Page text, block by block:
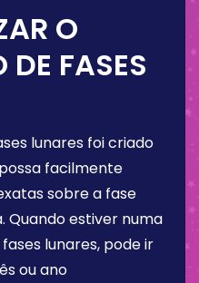
O
FASES
lunares foi criado
facilmente
sobre a fase
Quando estiver numa
lunares, pode ir
ou ano